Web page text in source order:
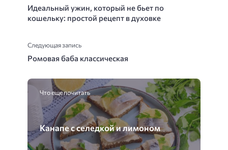
Идеальный ужин, который не бьет по
кошельку: простой рецепт в духовке
Следующая запись
Ромовая баба классическая
Что еще почитать
Канапе с селедкой и лимоном